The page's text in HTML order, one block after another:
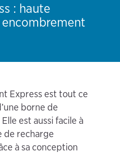
: haute
Express est tout ce
borne de
est aussi facile à
de recharge
à sa conception